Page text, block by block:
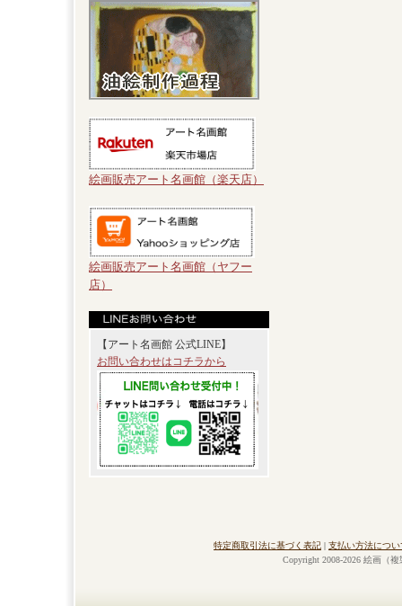
絵画販売アート名画館（楽天店）
絵画販売アート名画館（ヤフー
店）
【アート名画館 公式LINE】
お問い合わせはコチラから
特定商取引法に基づく表記 | 支払い方法につい
Copyright 2008-2026 絵画（